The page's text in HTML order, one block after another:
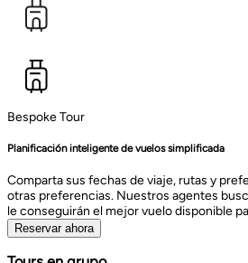
Bespoke Tour
Planificación inteligente de vuelos simplificada
Comparta sus fechas de viaje, rutas y
otras preferencias. Nuestros agentes
le conseguirán el mejor vuelo disponible
Reservar ahora